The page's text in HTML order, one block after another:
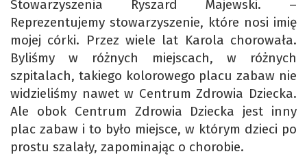
Stowarzyszenia Ryszard Majewski. –
Reprezentujemy stowarzyszenie, które nosi imię
mojej córki. Przez wiele lat Karola chorowała.
Byliśmy w różnych miejscach, w różnych
szpitalach, takiego kolorowego placu zabaw nie
widzieliśmy nawet w Centrum Zdrowia Dziecka.
Ale obok Centrum Zdrowia Dziecka jest inny
plac zabaw i to było miejsce, w którym dzieci po
prostu szalały, zapominając o chorobie.